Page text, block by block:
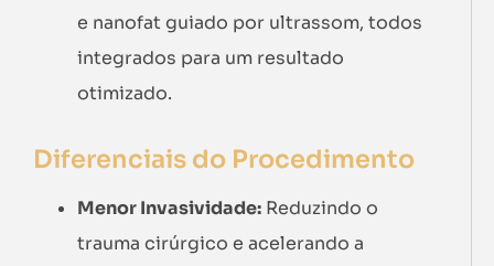
e nanofat guiado por ultrassom, todos
integrados para um resultado
otimizado.
Diferenciais do Procedimento
Menor Invasividade: Reduzindo o
trauma cirúrgico e acelerando a